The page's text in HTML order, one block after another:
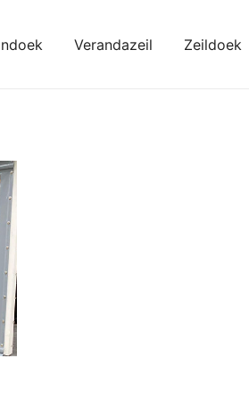
Verandazeil Zeildoek